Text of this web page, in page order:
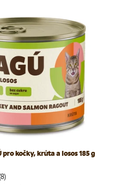
pro kočky, krůta a losos 185 g